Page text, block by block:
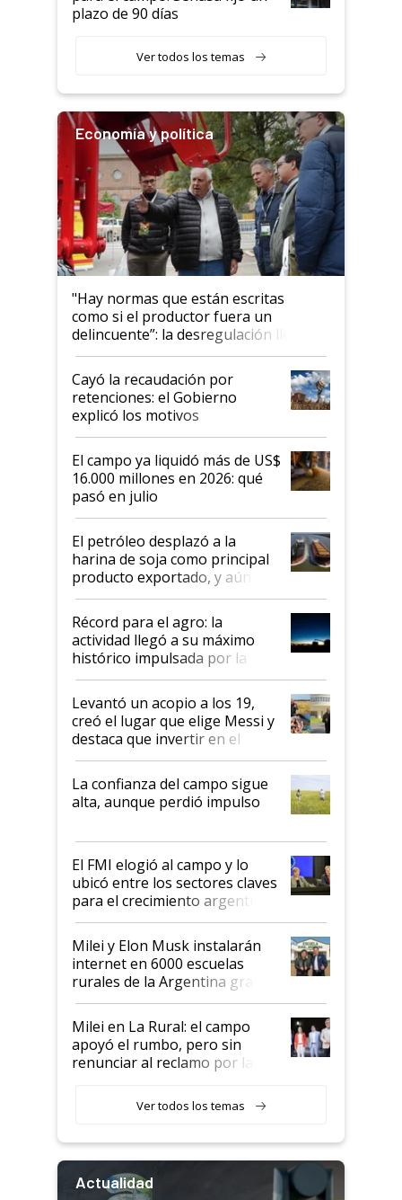
plazo de 90 días
Ver todos los temas
Economía y política
"Hay normas que están escritas
como si el productor fuera un
delincuente”: la desregulación llegó
al Congreso Aapresid y hasta se
habló del financiamiento al IPCVA
Cayó la recaudación por
retenciones: el Gobierno
explicó los motivos
El campo ya liquidó más de US$
16.000 millones en 2026: qué
pasó en julio
El petróleo desplazó a la
harina de soja como principal
producto exportado, y aún así
el agro aportó casi seis de cada
diez dólares y sostuvo el
liderazgo en un semestre
récord
Récord para el agro: la
actividad llegó a su máximo
histórico impulsada por la
cosecha y las exportaciones
Levantó un acopio a los 19,
creó el lugar que elige Messi y
destaca que invertir en el
kirchnerismo era como "darle
plata a un hijo para droga":
Juan Félix Rossetti, el libertario
que de una dura crisis salió
de Milei
La confianza del campo sigue
alta, aunque perdió impulso
El FMI elogió al campo y lo
ubicó entre los sectores claves
para el crecimiento argentino
Milei y Elon Musk instalarán
internet en 6000 escuelas
rurales de la Argentina gracias
a un acuerdo con Starlink
Milei en La Rural: el campo
apoyó el rumbo, pero sin
renunciar al reclamo por las
Ver todos los temas
Actualidad